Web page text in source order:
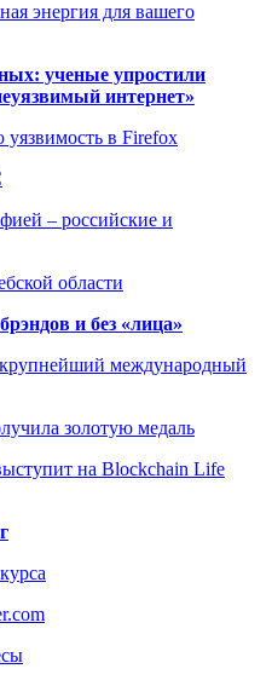
энергия для вашего
ученые упростили
интернет»
в Firefox
– российские и
области
и без «лица»
крупнейший международный
золотую медаль
на Blockchain Life